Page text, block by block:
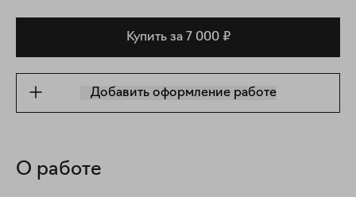
Купить за 7 000 ₽
Добавить оформление работе
О работе